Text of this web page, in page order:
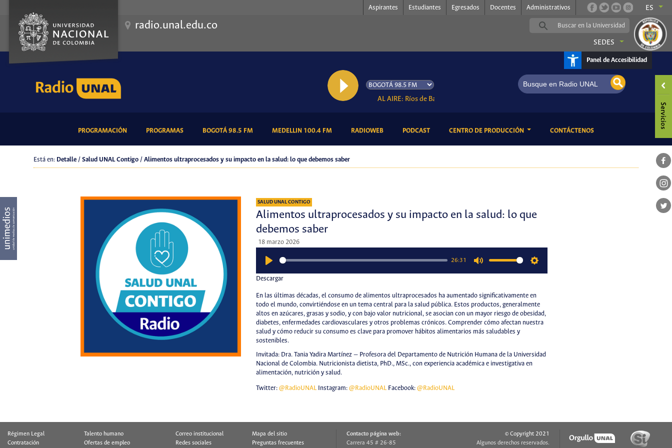
Aspirantes Estudiantes Egresados Docentes Administrativos ES
radio.unal.edu.co
SEDES
Panel de Accesibilidad
AL AIRE: Ríos de Babilonia
PROGRAMACIÓN(CURRENT)PROGRAMAS(CURRENT)BOGOTÁ 98.5 FM(CURRENT)MEDELLIN 100.4 FM(CURRENT)RADIOWEB(CURRENT)PODCAST(CURRENT)CENTRO DE PRODUCCIÓN CONTÁCTENOS(CURRENT)
Está en: Detalle / Salud UNAL Contigo / Alimentos ultraprocesados y su impacto en la salud: lo que debemos saber
SALUD UNAL CONTIGO
Alimentos ultraprocesados y su impacto en la salud: lo que
debemos saber
18 marzo 2026
26:31
Descargar
En las últimas décadas, el consumo de alimentos ultraprocesados ha aumentado significativamente en
todo el mundo, convirtiéndose en un tema central para la salud pública. Estos productos, generalmente
altos en azúcares, grasas y sodio, y con bajo valor nutricional, se asocian con un mayor riesgo de obesidad,
diabetes, enfermedades cardiovasculares y otros problemas crónicos. Comprender cómo afectan nuestra
salud y cómo reducir su consumo es clave para promover hábitos alimentarios más saludables y
sostenibles.
Invitada: Dra. Tania Yadira Martínez — Profesora del Departamento de Nutrición Humana de la Universidad
Nacional de Colombia. Nutricionista dietista, PhD., MSc., con experiencia académica e investigativa en
alimentación, nutrición y salud.
Twitter: @RadioUNALInstagram: @RadioUNALFacebook: @RadioUNAL
Régimen Legal
Talento humano
Contratación
Ofertas de empleo
Correo institucional
Mapa del sitio
Redes sociales
Preguntas frecuentes
Contacto página web:
Carrera 45 # 26-85
© Copyright 2021
Algunos derechos reservados.